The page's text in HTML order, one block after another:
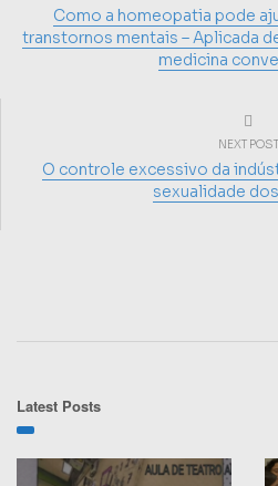
Como a homeopatia pode
transtornos mentais – Aplicada
medicina
NEXT POST
O controle excessivo da
sexualidade
Latest Posts